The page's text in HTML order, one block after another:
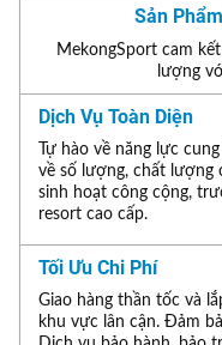
Sản
MekongSport cam
lượng
Dịch Vụ Toàn Diện
Tự hào về năng lực
về số lượng, chất lượng
sinh hoạt công cộng,
resort cao cấp.
Tối Ưu Chi Phí
Giao hàng thần tốc và
khu vực lân cận. Đảm